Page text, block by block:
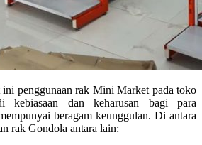
penggunaan rak Mini Market pada toko
kebiasaan dan keharusan bagi para
beragam keunggulan. Di antara
rak Gondola antara lain: